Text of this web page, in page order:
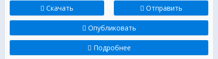
Скачать Отправить
Опубликовать
Подробнее